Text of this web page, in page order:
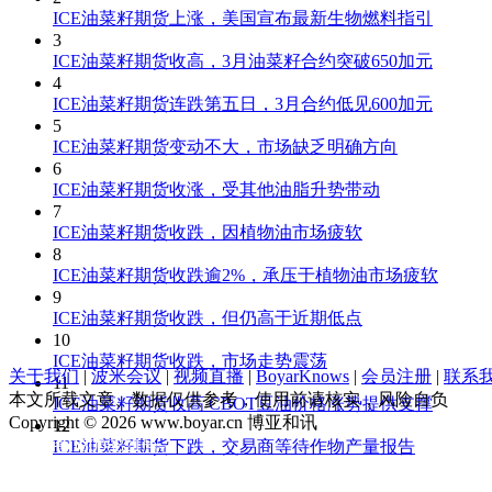
ICE油菜籽期货上涨，美国宣布最新生物燃料指引
3
ICE油菜籽期货收高，3月油菜籽合约突破650加元
4
ICE油菜籽期货连跌第五日，3月合约低见600加元
5
ICE油菜籽期货变动不大，市场缺乏明确方向
6
ICE油菜籽期货收涨，受其他油脂升势带动
7
ICE油菜籽期货收跌，因植物油市场疲软
8
ICE油菜籽期货收跌逾2%，承压于植物油市场疲软
9
ICE油菜籽期货收跌，但仍高于近期低点
10
ICE油菜籽期货收跌，市场走势震荡
11
ICE油菜籽期货收高 CBOT豆油价格涨势提供支撑
12
ICE油菜籽期货下跌，交易商等待作物产量报告
关于我们 | 波米会议 | 视频直播 | BoyarKnows | 会员注册 | 联系
本文所载文章、数据仅供参考，使用前请核实，风险自负
Copyright © 2026 www.boyar.cn 博亚和讯
京ICP备13008321号-1